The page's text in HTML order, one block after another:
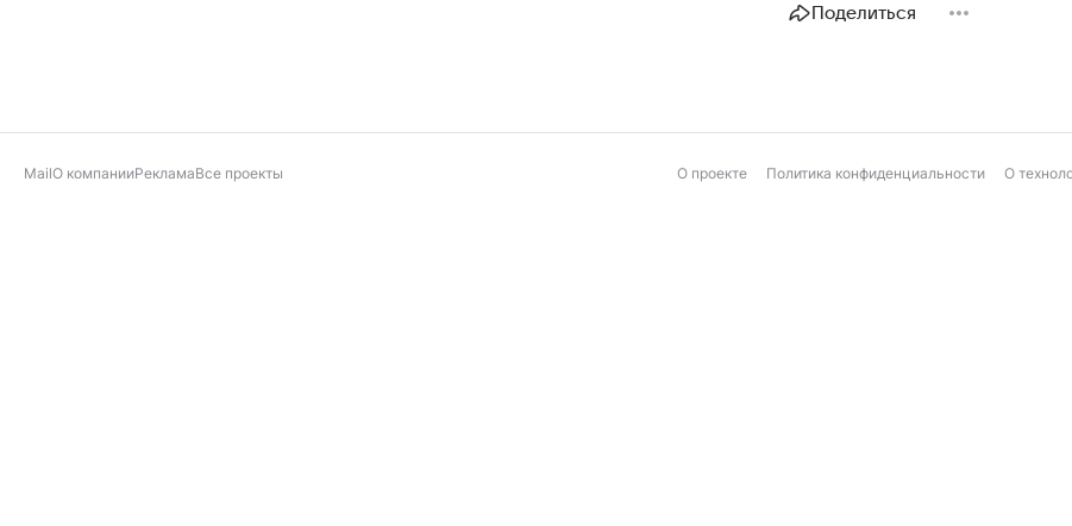
Поделиться
MailО компанииРекламаВсе проекты О проекте Политика конфиденциальности О